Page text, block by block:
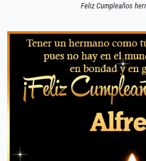
Feliz Cumpleaños